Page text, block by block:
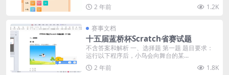
2 年前
1.2K
赛事文档
十五届蓝桥杯Scratch省赛试题
不含答案和解析 一、选择题 第一题 题目要求：
运行以下程序后，小鸟会向舞台的某...
2 年前
1.8K